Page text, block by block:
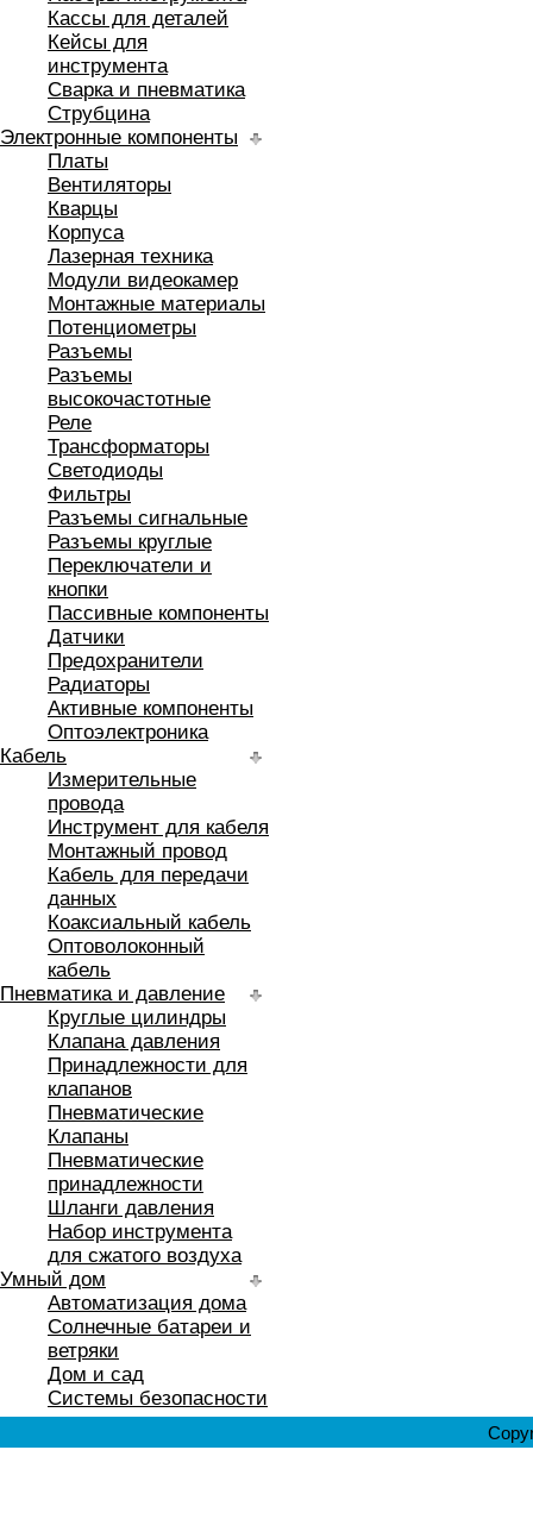
Кассы для деталей
Кейсы для
инструмента
Сварка и пневматика
Струбцина
Электронные компоненты
Платы
Вентиляторы
Кварцы
Корпуса
Лазерная техника
Модули видеокамер
Монтажные материалы
Потенциометры
Разъемы
Разъемы
высокочастотные
Реле
Трансформаторы
Светодиоды
Фильтры
Разъемы сигнальные
Разъемы круглые
Переключатели и
кнопки
Пассивные компоненты
Датчики
Предохранители
Радиаторы
Активные компоненты
Оптоэлектроника
Кабель
Измерительные
провода
Инструмент для кабеля
Монтажный провод
Кабель для передачи
данных
Коаксиальный кабель
Оптоволоконный
кабель
Пневматика и давление
Круглые цилиндры
Клапана давления
Принадлежности для
клапанов
Пневматические
Клапаны
Пневматические
принадлежности
Шланги давления
Набор инструмента
для сжатого воздуха
Умный дом
Автоматизация дома
Солнечные батареи и
ветряки
Дом и сад
Системы безопасности